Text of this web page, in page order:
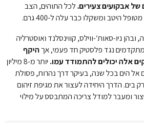
של אבקועים צעירים.לכל התוהים, הצב
היטב ומשקלו כבר עלה ל-400 גרם.
ובהן ניו-סאות'-ווילס, קווינסלנד ואוסטרליה
נגד פלסטיק חד פעמי, אךהיקף
אלה יכולים להתמודד עמו.
יותר מ-8 מיליון
אל הים בכל שנה, בעיקר דרך נהרות, פסולת
בים. הדרך היחידה לעצור את מגיפת זיהום
ומעבר למודל צריכה המתבסס על מילוי